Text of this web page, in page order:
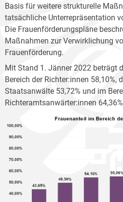
Basis für weitere strukturelle
tatsächliche Unterrepräsentation
Die Frauenförderungspläne
Maßnahmen zur Verwirklichung
Frauenförderung.
Mit Stand 1. Jänner 2022 beträgt
Bereich der Richter:innen 58,10%,
Staatsanwälte 53,72% und im
Richteramtsanwärter:innen